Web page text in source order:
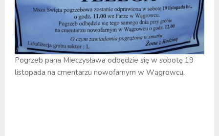
Pogrzeb pana Mieczysława odbędzie się w sobotę 19
listopada na cmentarzu nowofarnym w Wągrowcu.